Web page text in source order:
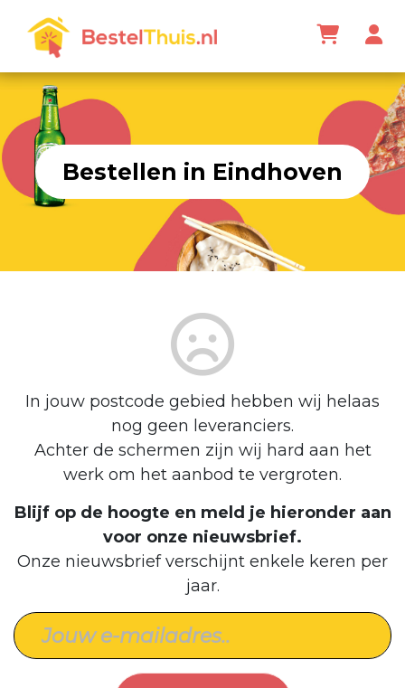
Bestellen in Eindhoven
In jouw postcode gebied hebben wij helaas
nog geen leveranciers.
Achter de schermen zijn wij hard aan het
werk om het aanbod te vergroten.
Blijf op de hoogte en meld je hieronder aan
voor onze nieuwsbrief.
Onze nieuwsbrief verschijnt enkele keren per
jaar.